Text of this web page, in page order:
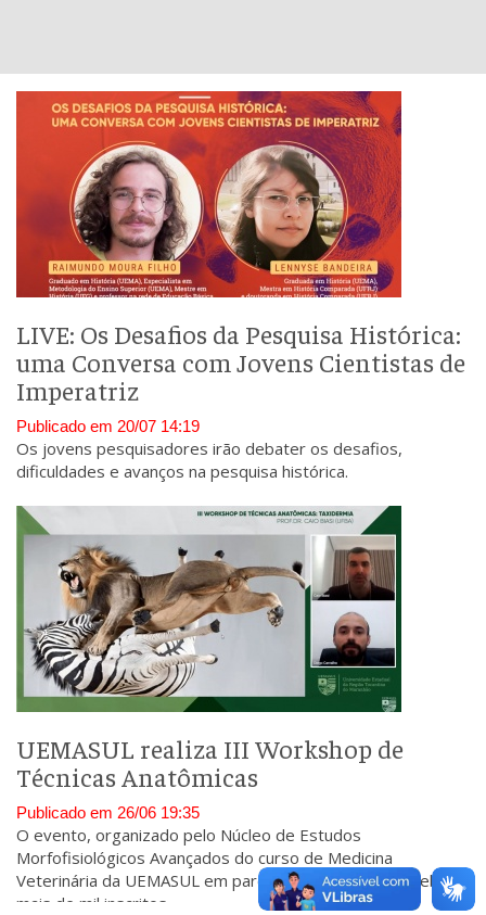
LIVE: Os Desafios da Pesquisa Histórica:
uma Conversa com Jovens Cientistas de
Imperatriz
Publicado em 20/07 14:19
Os jovens pesquisadores irão debater os desafios,
dificuldades e avanços na pesquisa histórica.
UEMASUL realiza III Workshop de
Técnicas Anatômicas
Publicado em 26/06 19:35
O evento, organizado pelo Núcleo de Estudos
Morfofisiológicos Avançados do curso de Medicina
Veterinária da UEMASUL em parceria com a UEMA recebeu
mais de mil inscritos.